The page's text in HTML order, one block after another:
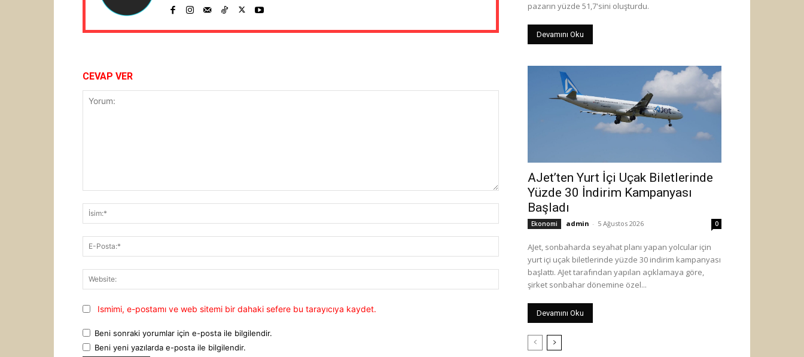
CEVAP VER
Posta:*
Website:
Ismimi, e-postamı ve web sitemi bir dahaki sefere bu tarayıcıya kaydet.
Beni sonraki yorumlar için e-posta ile bilgilendir.
Beni yeni yazılarda e-posta ile bilgilendir.
pazarın yüzde 51,7'sini oluşturdu.
Devamını Oku
AJet’ten Yurt İçi Uçak Biletlerinde
Yüzde 30 İndirim Kampanyası
Başladı
Ekonomi admin - 5 Ağustos 2026 0
AJet, sonbaharda seyahat planı yapan yolcular için
yurt içi uçak biletlerinde yüzde 30 indirim kampanyası
başlattı. AJet tarafından yapılan açıklamaya göre,
şirket sonbahar dönemine özel...
Devamını Oku